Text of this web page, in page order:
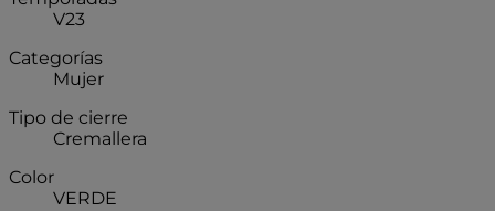
V23
Categorías
Mujer
Tipo de cierre
Cremallera
Color
VERDE